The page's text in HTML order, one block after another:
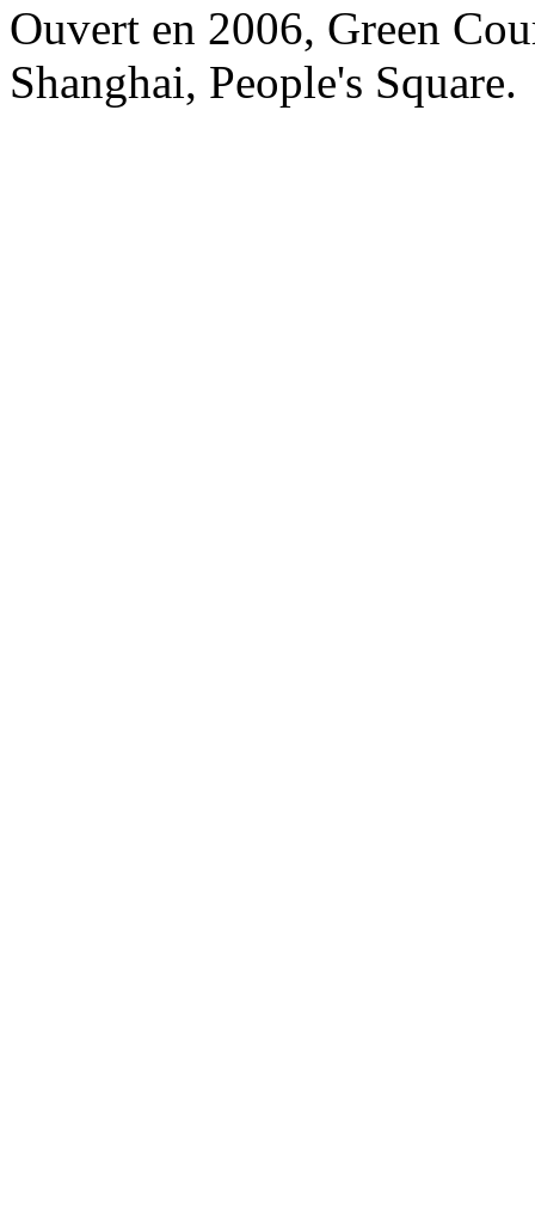
Ouvert en 2006, Green
Shanghai, People's Square.